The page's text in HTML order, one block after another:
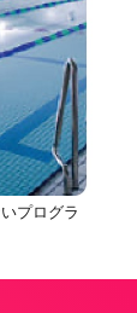
プログラ